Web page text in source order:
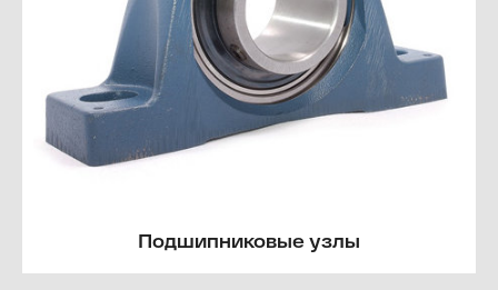
Подшипниковые узлы